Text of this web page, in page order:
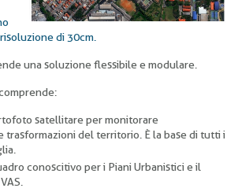
di 30cm.
una soluzione flessibile e modulare.
satellitare per monitorare
trasformazioni del territorio. È la base di tutti i
conoscitivo per i Piani Urbanistici e il